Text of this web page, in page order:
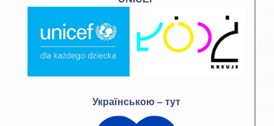
Українською – тут